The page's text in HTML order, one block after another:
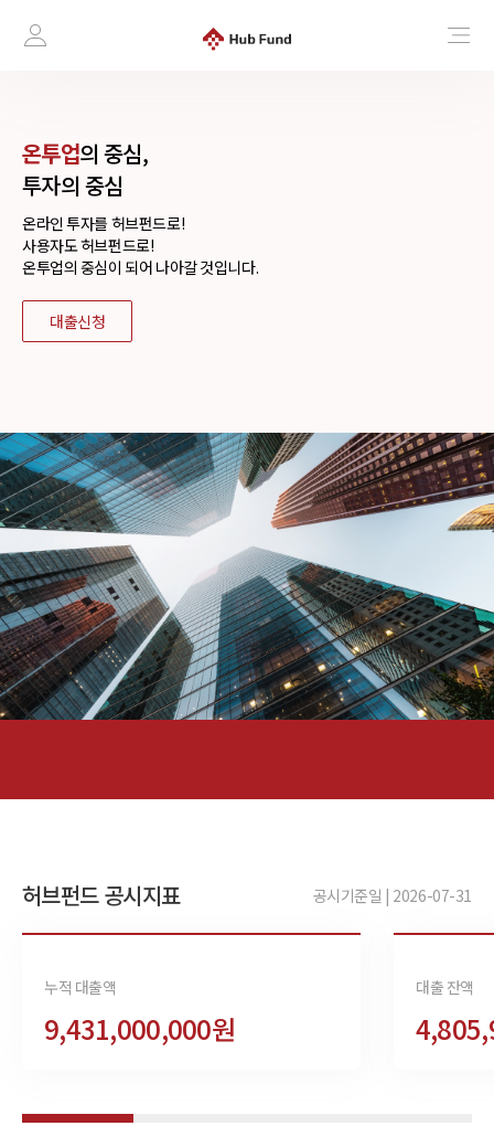
온투업의 중심,
투자의 중심
온라인 투자를 허브펀드로!
사용자도 허브펀드로!
온투업의 중심이 되어 나아갈 것입니다.
대출신청
허브펀드 공시지표 공시기준일 | 2026-07-31
누적 대출액
9,431,000,000원
대출 잔액